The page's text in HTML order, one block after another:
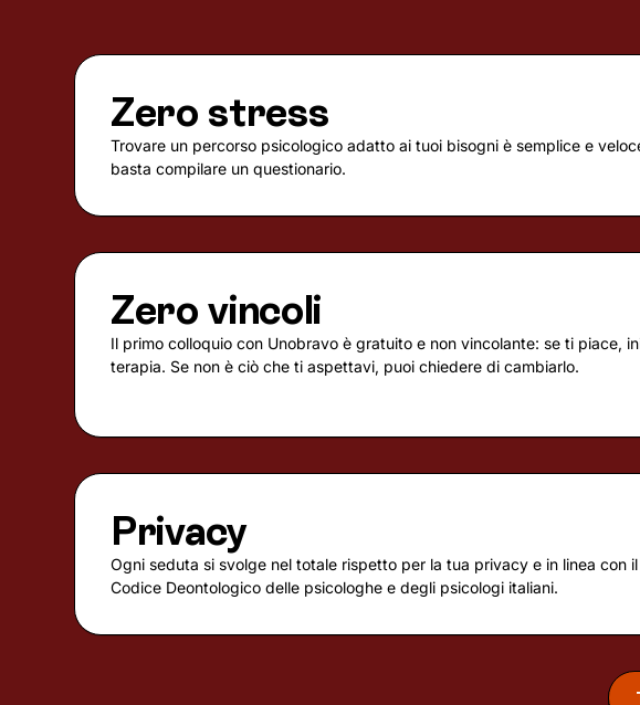
Zero stress
Trovare un percorso psicologico adatto ai tuoi bisogni è semplice e
basta compilare un questionario.
Zero vincoli
Il primo colloquio con Unobravo è gratuito e non vincolante: se ti piace,
terapia. Se non è ciò che ti aspettavi, puoi chiedere di cambiarlo.
Privacy
Ogni seduta si svolge nel totale rispetto per la tua privacy e in linea con il
Codice Deontologico delle psicologhe e degli psicologi italiani.